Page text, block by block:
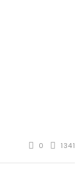
0 1341